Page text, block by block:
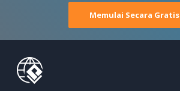
Memulai Secara Gratis